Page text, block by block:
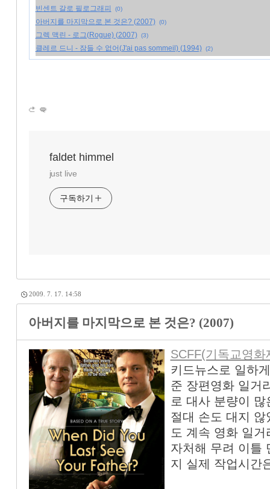
빈센트 갈로 필로그래피 (0)
아버지를 마지막으로 본 것은? (2007) (0)
그렉 맥린 - 로그(Rogue) (2007) (3)
클레르 드니 - 잠들 수 없어(J'ai pas sommeil) (1994) (2)
faldet himmel
just live
구독하기
2009. 7. 17. 14:58
아버지를 마지막으로 본 것은? (2007)
SCFF(기독교영화
키드뉴스로 일하
준 장편영화 일거
로 대사 분량이
절대 손도 대지
도 계속 영화 일
자처해 무려 이틀
지 실제 작업시간